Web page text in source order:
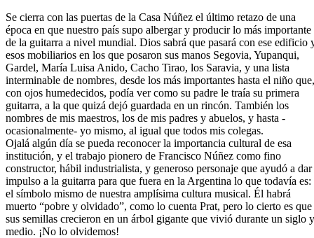
Se cierra con las puertas de la Casa Núñez el último retazo de una
época en que nuestro país supo albergar y producir lo más importante
de la guitarra a nivel mundial. Dios sabrá que pasará con ese edificio
esos mobiliarios en los que posaron sus manos Segovia, Yupanqui,
Gardel, María Luisa Anido, Cacho Tirao, los Saravia, y una lista
interminable de nombres, desde los más importantes hasta el niño que,
con ojos humedecidos, podía ver como su padre le traía su primera
guitarra, a la que quizá dejó guardada en un rincón. También los
nombres de mis maestros, los de mis padres y abuelos, y hasta -
ocasionalmente- yo mismo, al igual que todos mis colegas.
Ojalá algún día se pueda reconocer la importancia cultural de esa
institución, y el trabajo pionero de Francisco Núñez como fino
constructor, hábil industrialista, y generoso personaje que ayudó a dar
impulso a la guitarra para que fuera en la Argentina lo que todavía es:
el símbolo mismo de nuestra amplísima cultura musical. Él habrá
muerto “pobre y olvidado”, como lo cuenta Prat, pero lo cierto es que
sus semillas crecieron en un árbol gigante que vivió durante un siglo y
medio. ¡No lo olvidemos!